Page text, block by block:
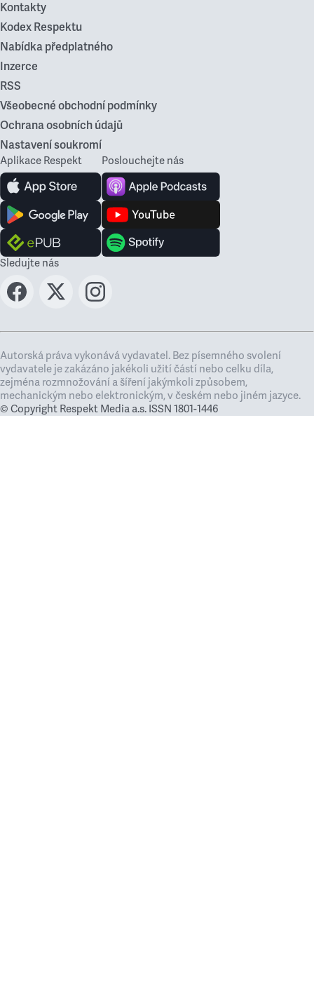
Kontakty
Kodex Respektu
Nabídka předplatného
Inzerce
RSS
Všeobecné obchodní podmínky
Ochrana osobních údajů
Nastavení soukromí
Aplikace Respekt Poslouchejte nás
Sledujte nás
Autorská práva vykonává vydavatel. Bez písemného svolení
vydavatele je zakázáno jakékoli užití částí nebo celku díla,
zejména rozmnožování a šíření jakýmkoli způsobem,
mechanickým nebo elektronickým, v českém nebo jiném jazyce.
© Copyright Respekt Media a.s. ISSN 1801-1446